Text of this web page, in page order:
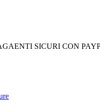
SICURI CON